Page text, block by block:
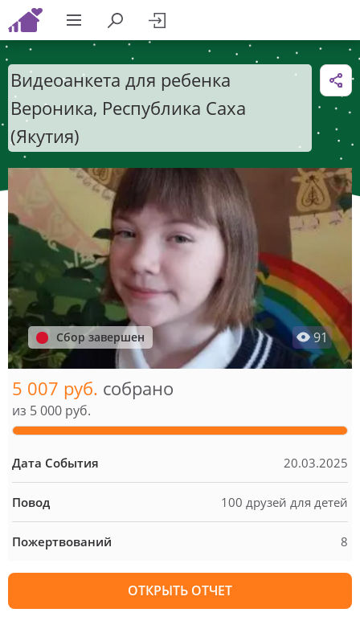
Видеоанкета для ребенка
Вероника, Республика Саха
(Якутия)
5 007 руб. собрано
из 5 000 руб.
Дата События 20.03.2025
Повод 100 друзей для детей
Пожертвований 8
Сбор завершен 91
ОТКРЫТЬ ОТЧЕТ